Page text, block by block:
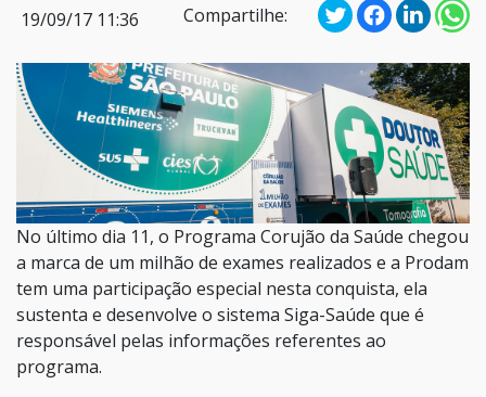
19/09/17 11:36 Compartilhe:
No último dia 11, o Programa Corujão da Saúde chegou
a marca de um milhão de exames realizados e a Prodam
tem uma participação especial nesta conquista, ela
sustenta e desenvolve o sistema Siga-Saúde que é
responsável pelas informações referentes ao
programa.